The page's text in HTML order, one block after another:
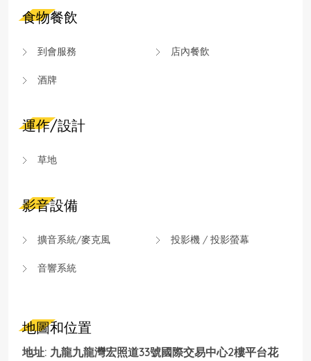
食物餐飲
到會服務 店內餐飲
酒牌
運作/設計
草地
影音設備
擴音系統/麥克風 投影機 / 投影螢幕
音響系統
地圖和位置
地址: 九龍九龍灣宏照道33號國際交易中心2樓平台花